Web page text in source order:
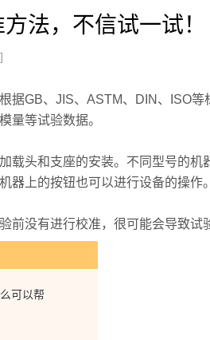
可以帮
法，不信试一试！
据GB、JIS、ASTM、DIN、ISO
量等试验数据。
头和支座的安装。不同型号的机
器上的按钮也可以进行设备的操作。
没有进行校准，很可能会导致试